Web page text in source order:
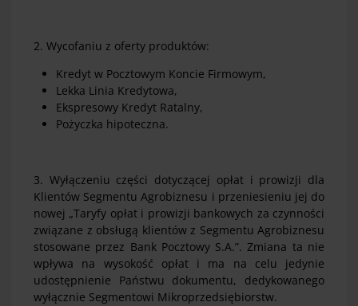
2. Wycofaniu z oferty produktów:
Kredyt w Pocztowym Koncie Firmowym,
Lekka Linia Kredytowa,
Ekspresowy Kredyt Ratalny,
Pożyczka hipoteczna.
3. Wyłączeniu części dotyczącej opłat i prowizji dla
Klientów Segmentu Agrobiznesu i przeniesieniu jej do
nowej „Taryfy opłat i prowizji bankowych za czynności
związane z obsługą klientów z Segmentu Agrobiznesu
stosowane przez Bank Pocztowy S.A.”. Zmiana ta nie
wpływa na wysokość opłat i ma na celu jedynie
udostępnienie Państwu dokumentu, dedykowanego
wyłącznie Segmentowi Mikroprzedsiębiorstw.